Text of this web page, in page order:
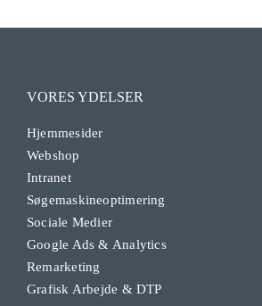
VORES YDELSER
Hjemmesider
Webshop
Intranet
Søgemaskineoptimering
Sociale Medier
Google Ads & Analytics
Remarketing
Grafisk Arbejde & DTP